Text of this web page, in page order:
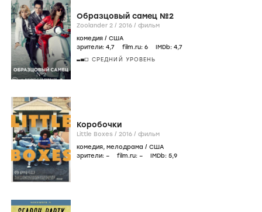
Образцовый самец №2
Zoolander 2 / 2016 / фильм
комедия / США
зрители: 4,7 film.ru: 6 IMDb: 4,7
СРЕДНИЙ УРОВЕНЬ
Коробочки
Little Boxes / 2016 / фильм
комедия, мелодрама / США
зрители: – film.ru: – IMDb: 5,9